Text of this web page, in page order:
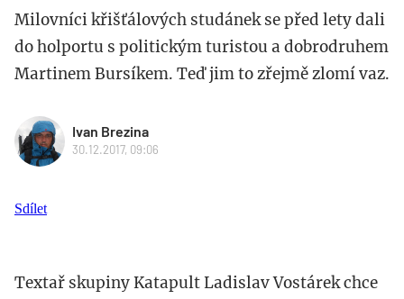
Milovníci křišťálových studánek se před lety dali
do holportu s politickým turistou a dobrodruhem
Martinem Bursíkem. Teď jim to zřejmě zlomí vaz.
Ivan Brezina
30.12.2017, 09:06
Sdílet
Textař skupiny Katapult Ladislav Vostárek chce